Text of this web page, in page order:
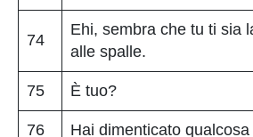
74
Ehi, sembra che tu ti sia
alle spalle.
75 È tuo?
76 Hai dimenticato